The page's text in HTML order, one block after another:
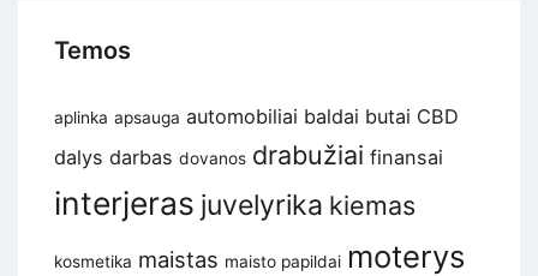
Temos
aplinka apsauga automobiliai baldai butai CBD
dalys darbas dovanos drabužiai finansai
interjeras juvelyrika kiemas
kosmetika maistas maisto papildai moterys